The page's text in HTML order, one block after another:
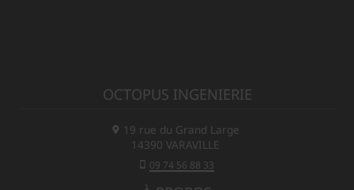
OCTOPUS INGENIERIE
19 rue du Grand Large
14390 VARAVILLE
09 74 56 88 33